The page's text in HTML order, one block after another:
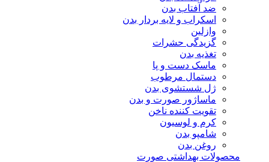
ضد آفتاب بدن
اسکراب و لایه بردار بدن
وازلین
گزیدگی حشرات
تغذیه بدن
ماسک دست و پا
دستمال مرطوب
ژل شستشوی بدن
ماساژور صورت و بدن
تقویت کننده ناخن
کرم و لوسیون
شامپو بدن
روغن بدن
محصولات بهداشتی صورت